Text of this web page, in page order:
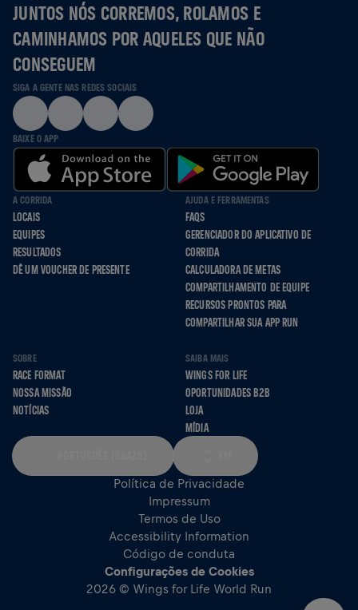
JUNTOS NÓS CORREMOS, ROLAMOS E
CAMINHAMOS POR AQUELES QUE NÃO
CONSEGUEM
SIGA A GENTE NAS REDES SOCIAIS
BAIXE O APP
A CORRIDA
LOCAIS
EQUIPES
RESULTADOS
DÊ UM VOUCHER DE PRESENTE
AJUDA E FERRAMENTAS
FAQS
GERENCIADOR DO APLICATIVO DE
CORRIDA
CALCULADORA DE METAS
COMPARTILHAMENTO DE EQUIPE
RECURSOS PRONTOS PARA
COMPARTILHAR SUA APP RUN
SOBRE
RACE FORMAT
NOSSA MISSÃO
NOTÍCIAS
SAIBA MAIS
WINGS FOR LIFE
OPORTUNIDADES B2B
LOJA
MÍDIA
Política de Privacidade
Impressum
Termos de Uso
Accessibility Information
Código de conduta
Configurações de Cookies
2026 © Wings for Life World Run